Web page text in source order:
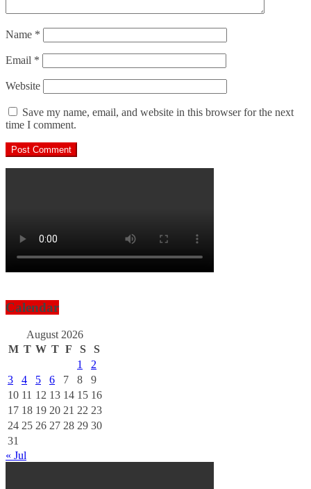
Name *
Email *
Website
Save my name, email, and website in this browser for the next
time I comment.
Calendar
August 2026
M T W T F S
S
1
2
3
4 5 6 7 8
9
10 11 12 13 14 15 16
17 18 19 20 21 22 23
24 25 26 27 28 29 30
31
« Jul